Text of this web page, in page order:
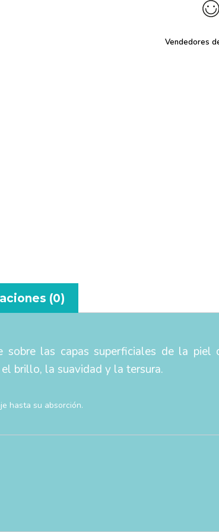
Vendedores
(0)
las capas superficiales de la
brillo, la suavidad y la tersura.
hasta su absorción.